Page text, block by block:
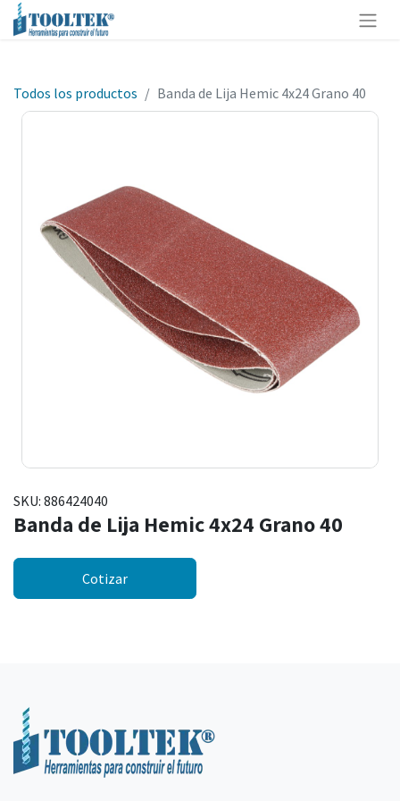
Todos los productos Banda de Lija Hemic 4x24 Grano 40
SKU: 886424040
Banda de Lija Hemic 4x24 Grano 40
Cotizar